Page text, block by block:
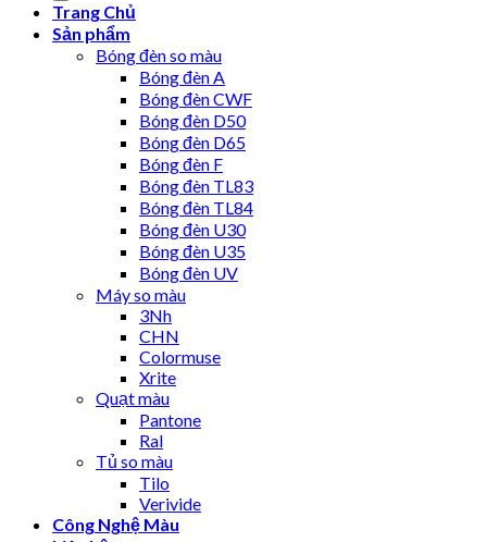
Trang Chủ
Sản phẩm
Bóng đèn so màu
Bóng đèn A
Bóng đèn CWF
Bóng đèn D50
Bóng đèn D65
Bóng đèn F
Bóng đèn TL83
Bóng đèn TL84
Bóng đèn U30
Bóng đèn U35
Bóng đèn UV
Máy so màu
3Nh
CHN
Colormuse
Xrite
Quạt màu
Pantone
Ral
Tủ so màu
Tilo
Verivide
Công Nghệ Màu